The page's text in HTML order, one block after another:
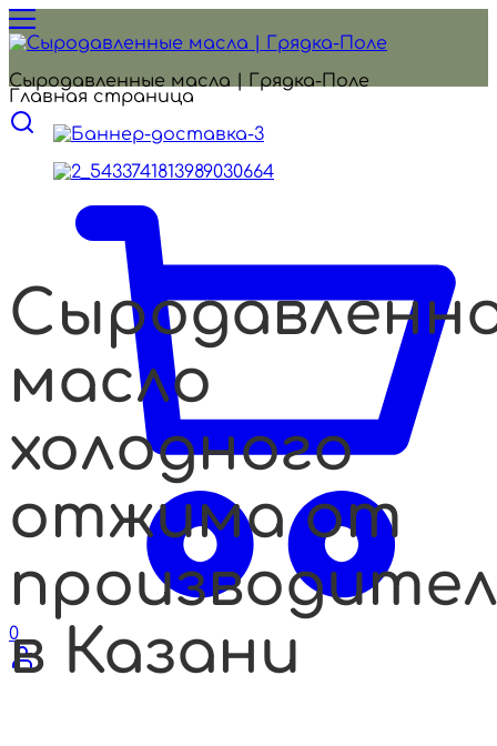
Сыродавленные масла | Грядка-Поле
0
Главная страница
масло
холодного
отжима от
в Казани